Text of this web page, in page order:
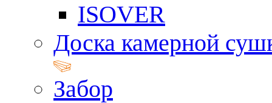
ISOVER
Доска камерной
Забор